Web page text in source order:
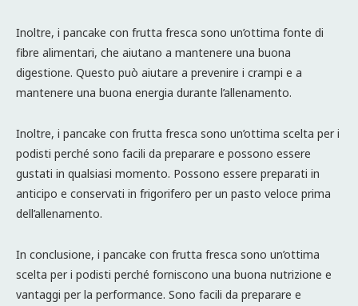
Inoltre, i pancake con frutta fresca sono un’ottima fonte di
fibre alimentari, che aiutano a mantenere una buona
digestione. Questo può aiutare a prevenire i crampi e a
mantenere una buona energia durante l’allenamento.
Inoltre, i pancake con frutta fresca sono un’ottima scelta per i
podisti perché sono facili da preparare e possono essere
gustati in qualsiasi momento. Possono essere preparati in
anticipo e conservati in frigorifero per un pasto veloce prima
dell’allenamento.
In conclusione, i pancake con frutta fresca sono un’ottima
scelta per i podisti perché forniscono una buona nutrizione e
vantaggi per la performance. Sono facili da preparare e